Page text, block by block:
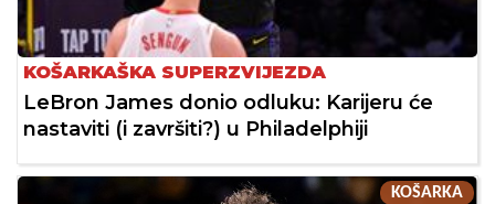
KOŠARKAŠKA SUPERZVIJEZDA
LeBron James donio odluku: Karijeru će
nastaviti (i završiti?) u Philadelphiji
KOŠARKA